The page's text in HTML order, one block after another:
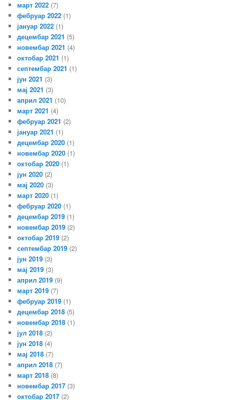
март 2022 (7)
фебруар 2022 (1)
јануар 2022 (1)
децембар 2021 (5)
новембар 2021 (4)
октобар 2021 (1)
септембар 2021 (1)
јун 2021 (3)
мај 2021 (3)
април 2021 (10)
март 2021 (4)
фебруар 2021 (2)
јануар 2021 (1)
децембар 2020 (1)
новембар 2020 (1)
октобар 2020 (1)
јун 2020 (2)
мај 2020 (3)
март 2020 (1)
фебруар 2020 (1)
децембар 2019 (1)
новембар 2019 (2)
октобар 2019 (2)
септембар 2019 (2)
јун 2019 (3)
мај 2019 (3)
април 2019 (9)
март 2019 (7)
фебруар 2019 (1)
децембар 2018 (5)
новембар 2018 (1)
јул 2018 (2)
јун 2018 (4)
мај 2018 (7)
април 2018 (7)
март 2018 (8)
новембар 2017 (3)
октобар 2017 (2)